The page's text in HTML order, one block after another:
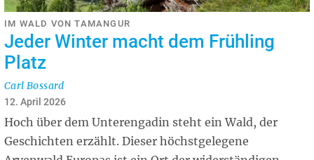
IM WALD VON TAMANGUR
Jeder Winter macht dem Frühling
Platz
Carl Bossard
12. April 2026
Hoch über dem Unterengadin steht ein Wald, der
Geschichten erzählt. Dieser höchstgelegene